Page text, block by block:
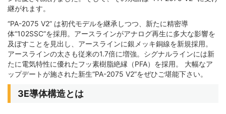
継がれます。
“PA-2075 V2” は初代モデルを継承しつつ、新たに精密導
体“102SSC”を採用。アースラインがアナログ再生に多大な影響を
及ぼすことを見出し、アースラインに銀メッキ銅線を新規採用。
アースラインの太さも従来の1.7倍に増強。シグナルラインには新
たに電気特性に優れたフッ素樹脂絶縁（PFA）を採用。 大幅なア
ップデートが施された新生“PA-2075 V2”をぜひご堪能下さい。
3E導体構造とは